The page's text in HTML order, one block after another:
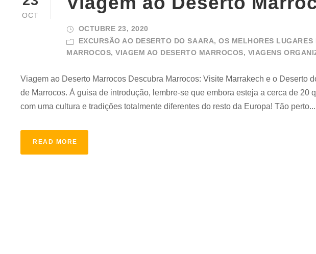
OCT
OCTUBRE 23, 2020
EXCURSÃO AO DESERTO DO SAARA, OS MELHORES
MARROCOS, VIAGEM AO DESERTO MARROCOS, VIAGENS
Viagem ao Deserto Marrocos Descubra Marrocos: Visite Marrakech e o Deserto
de Marrocos. À guisa de introdução, lembre-se que embora esteja a cerca de 20
com uma cultura e tradições totalmente diferentes do resto da Europa! Tão perto...
READ MORE